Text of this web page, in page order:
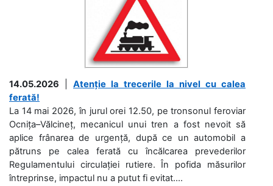
14.05.2026
Atenție la trecerile la nivel cu calea
ferată!
La 14 mai 2026, în jurul orei 12.50, pe tronsonul feroviar
Ocnița–Vălcineț, mecanicul unui tren a fost nevoit să
aplice frânarea de urgență, după ce un automobil a
pătruns pe calea ferată cu încălcarea prevederilor
Regulamentului circulației rutiere. În pofida măsurilor
întreprinse, impactul nu a putut fi evitat....